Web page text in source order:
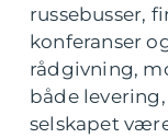
russebusser,
konferanser
rådgivning,
både
selskapet